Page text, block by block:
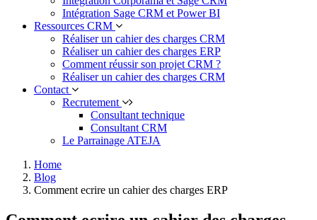
Intégration Sage CRM et Power BI
Ressources CRM
Réaliser un cahier des charges CRM
Réaliser un cahier des charges ERP
Comment réussir son projet CRM ?
Réaliser un cahier des charges CRM
Contact
Recrutement
Consultant technique
Consultant CRM
Le Parrainage ATEJA
Home
Blog
Comment ecrire un cahier des charges ERP